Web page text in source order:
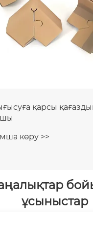
қарсы
көру >>
ұсыныстар